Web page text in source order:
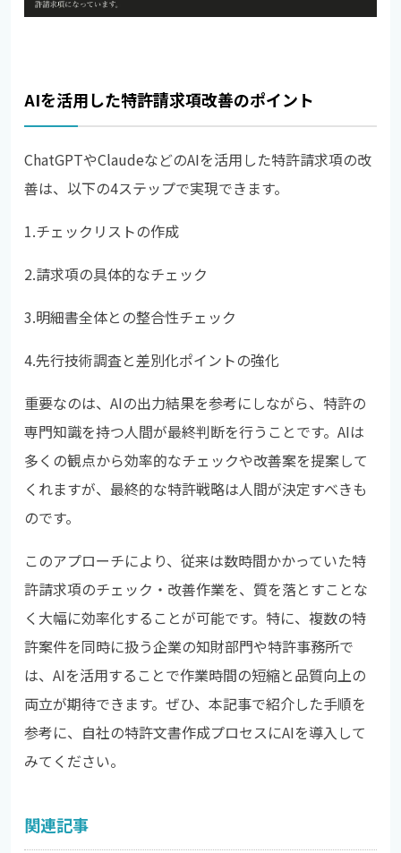
AIを活用した特許請求項改善のポイント
ChatGPTやClaudeなどのAIを活用した特許請求項の改
善は、以下の4ステップで実現できます。
1.チェックリストの作成
2.請求項の具体的なチェック
3.明細書全体との整合性チェック
4.先行技術調査と差別化ポイントの強化
重要なのは、AIの出力結果を参考にしながら、特許の
専門知識を持つ人間が最終判断を行うことです。AIは
多くの観点から効率的なチェックや改善案を提案して
くれますが、最終的な特許戦略は人間が決定すべきも
のです。
このアプローチにより、従来は数時間かかっていた特
許請求項のチェック・改善作業を、質を落とすことな
く大幅に効率化することが可能です。特に、複数の特
許案件を同時に扱う企業の知財部門や特許事務所で
は、AIを活用することで作業時間の短縮と品質向上の
両立が期待できます。ぜひ、本記事で紹介した手順を
参考に、自社の特許文書作成プロセスにAIを導入して
みてください。
関連記事